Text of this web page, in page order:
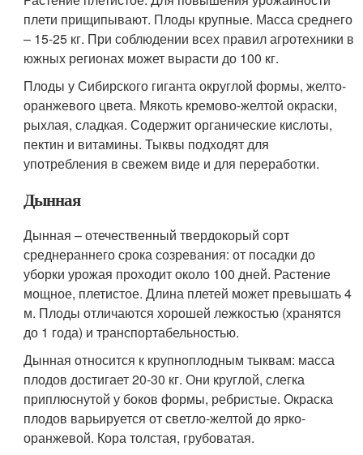
плети прищипывают. Плоды крупные. Масса среднего
– 15-25 кг. При соблюдении всех правил агротехники в
южных регионах может вырасти до 100 кг.
Плоды у Сибирского гиганта округлой формы, желто-
оранжевого цвета. Мякоть кремово-желтой окраски,
рыхлая, сладкая. Содержит органические кислоты,
пектин и витамины. Тыквы подходят для
употребления в свежем виде и для переработки.
Дынная
Дынная – отечественный твердокорый сорт
среднераннего срока созревания: от посадки до
уборки урожая проходит около 100 дней. Растение
мощное, плетистое. Длина плетей может превышать 4
м. Плоды отличаются хорошей лежкостью (хранятся
до 1 года) и транспортабельностью.
Дынная относится к крупноплодным тыквам: масса
плодов достигает 20-30 кг. Они круглой, слегка
приплюснутой у боков формы, ребристые. Окраска
плодов варьируется от светло-желтой до ярко-
оранжевой. Кора толстая, грубоватая.